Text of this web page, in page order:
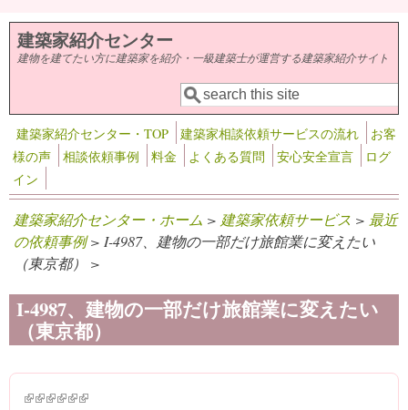
メインコンテンツに移動
建築家紹介センター
建物を建てたい方に建築家を紹介・一級建築士が運営する建築家紹介サイト
検索フォーム
検索
建築家紹介センター・TOP 建築家相談依頼サービスの流れ
お客
様の声
相談依頼事例 料金 よくある質問 安心安全宣言
ログ
イン
建築家紹介センター・ホーム > 建築家依頼サービス > 最近
の依頼事例> I-4987、建物の一部だけ旅館業に変えたい
（東京都） >
I-4987、建物の一部だけ旅館業に変えたい
（東京都）
(link is external)
(link is external)
(link is external)
(link is external)
(link is external)
(link is external)